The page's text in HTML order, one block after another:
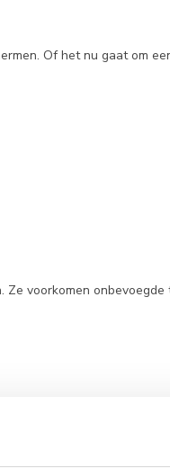
Of het nu gaat om
voorkomen